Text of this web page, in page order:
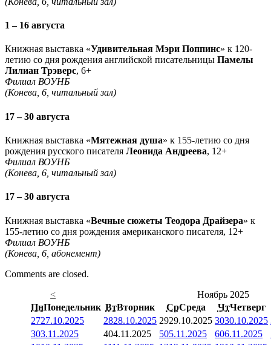
1 – 16 августа
Книжная выставка «Удивительная Мэри Поппинс» к 120-
летию со дня рождения английской писательницы Памелы
Лилиан Трэверс, 6+
Филиал ВОУНБ
(Конева, 6, читальный зал)
17 – 30 августа
Книжная выставка «Мятежная душа» к 155-летию со дня
рождения русского писателя Леонида Андреева, 12+
Филиал ВОУНБ
(Конева, 6, читальный зал)
17 – 30 августа
Книжная выставка «Вечные сюжеты Теодора Драйзера» к
155-летию со дня рождения американского писателя, 12+
Филиал ВОУНБ
(Конева, 6, абонемент)
Comments are closed.
<
Ноябрь 2025
ПнПонедельник ВтВторник СрСреда ЧтЧетверг
2727.10.2025 2828.10.2025 2929.10.2025 3030.10.2025
303.11.2025 404.11.2025 505.11.2025 606.11.2025